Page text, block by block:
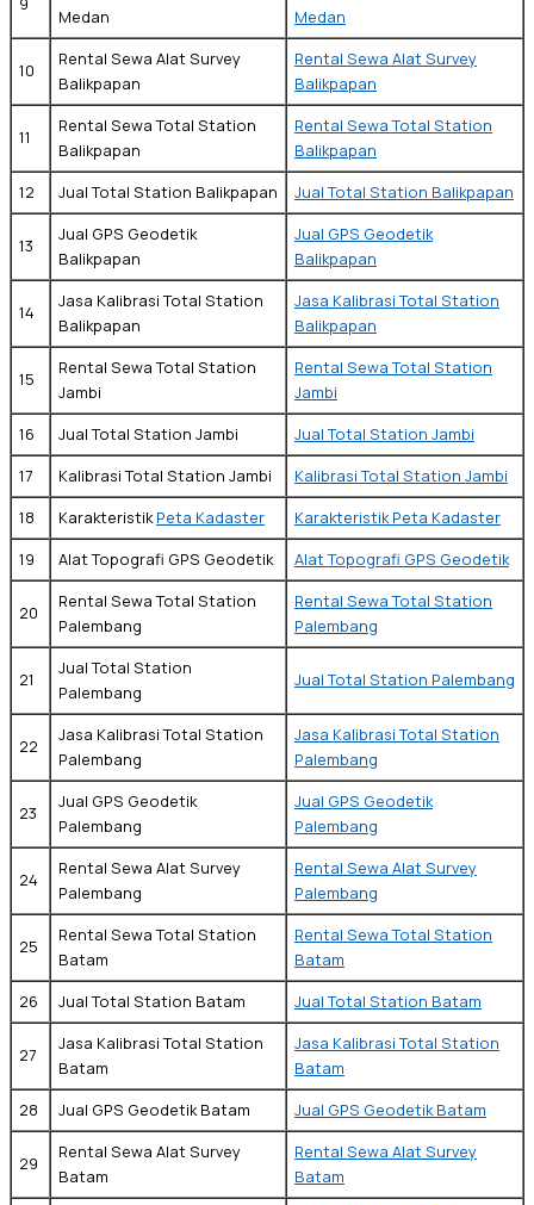
Medan
Medan
10
Rental Sewa Alat Survey
Balikpapan
Rental Sewa Alat Survey
Balikpapan
11
Rental Sewa Total Station
Balikpapan
Rental Sewa Total Station
Balikpapan
12
Jual Total Station Balikpapan Jual Total Station Balikpapan
13
Jual GPS Geodetik
Balikpapan
Jual GPS Geodetik
Balikpapan
14
Jasa Kalibrasi Total Station
Balikpapan
Jasa Kalibrasi Total Station
Balikpapan
15
Rental Sewa Total Station
Jambi
Rental Sewa Total Station
Jambi
16
Jual Total Station Jambi
Jual Total Station Jambi
17
Kalibrasi Total Station Jambi
Kalibrasi Total Station Jambi
18
KarakteristikPeta Kadaster
Karakteristik Peta Kadaster
19
Alat Topografi GPS Geodetik Alat Topografi GPS Geodetik
20
Rental Sewa Total Station
Palembang
Rental Sewa Total Station
Palembang
21
Jual Total Station
Palembang
Jual Total Station Palembang
22
Jasa Kalibrasi Total Station
Palembang
Jasa Kalibrasi Total Station
Palembang
23
Jual GPS Geodetik
Palembang
Jual GPS Geodetik
Palembang
24
Rental Sewa Alat Survey
Palembang
Rental Sewa Alat Survey
Palembang
25
Rental Sewa Total Station
Batam
Rental Sewa Total Station
Batam
26
Jual Total Station Batam Jual Total Station Batam
27
Jasa Kalibrasi Total Station
Batam
Jasa Kalibrasi Total Station
Batam
28
Jual GPS Geodetik Batam Jual GPS Geodetik Batam
29
Rental Sewa Alat Survey
Batam
Rental Sewa Alat Survey
Batam